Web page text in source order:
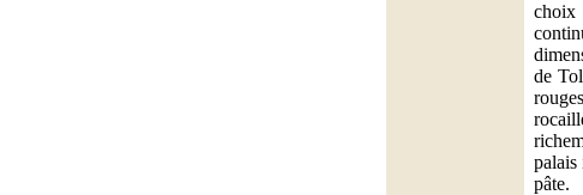
choix
de
palais
pâte.